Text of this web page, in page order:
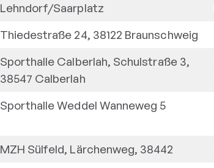
Lehndorf/Saarplatz
Thiedestraße 24, 38122 Braunschweig
Sporthalle Calberlah, Schulstraße 3,
38547 Calberlah
Sporthalle Weddel Wanneweg 5
MZH Sülfeld, Lärchenweg, 38442